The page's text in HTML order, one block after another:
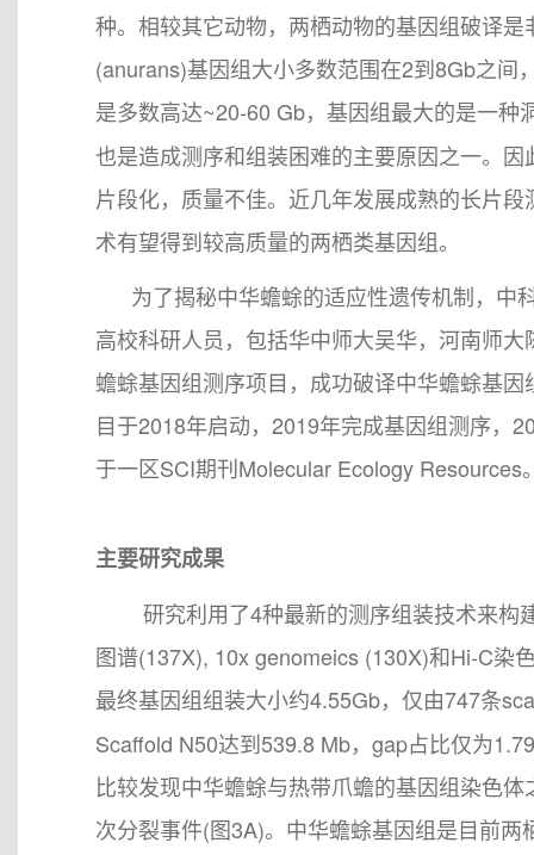
种。相较其它动物，两栖动物的基因组破译
(anurans)基因组大小多数范围在2到8Gb之
是多数高达~20-60 Gb，基因组最大的是一种
也是造成测序和组装困难的主要原因之一。
片段化，质量不佳。近几年发展成熟的长片
术有望得到较高质量的两栖类基因组。
为了揭秘中华蟾蜍的适应性遗传机制，中
高校科研人员，包括华中师大吴华，河南师
蟾蜍基因组测序项目，成功破译中华蟾蜍基
目于2018年启动，2019年完成基因组测序，
于一区SCI期刊Molecular Ecology Resources
主要研究成果
研究利用了4种最新的测序组装技术来构
图谱(137X), 10x genomeics (130X)和Hi-C染
最终基因组组装大小约4.55Gb，仅由747条
Scaffold N50达到539.8 Mb，gap占比仅为
比较发现中华蟾蜍与热带爪蟾的基因组染色
次分裂事件(图3A)。中华蟾蜍基因组是目前